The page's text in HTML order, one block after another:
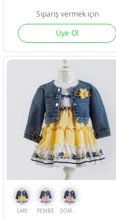
Sipariş vermek için
Üye Ol